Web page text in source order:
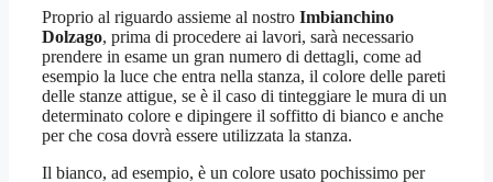
Proprio al riguardo assieme al nostro Imbianchino
Dolzago, prima di procedere ai lavori, sarà necessario
prendere in esame un gran numero di dettagli, come ad
esempio la luce che entra nella stanza, il colore delle pareti
delle stanze attigue, se è il caso di tinteggiare le mura di un
determinato colore e dipingere il soffitto di bianco e anche
per che cosa dovrà essere utilizzata la stanza.
Il bianco, ad esempio, è un colore usato pochissimo per